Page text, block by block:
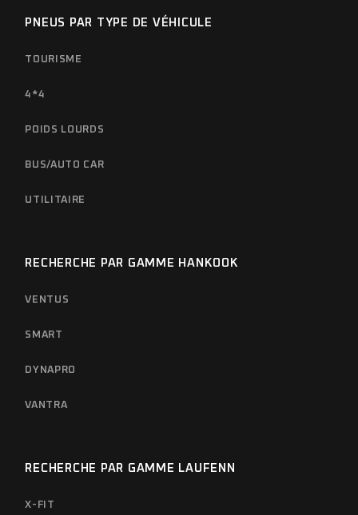
PNEUS PAR TYPE DE VÉHICULE
TOURISME
4*4
POIDS LOURDS
BUS/AUTO CAR
UTILITAIRE
RECHERCHE PAR GAMME HANKOOK
VENTUS
SMART
DYNAPRO
VANTRA
RECHERCHE PAR GAMME LAUFENN
X-FIT